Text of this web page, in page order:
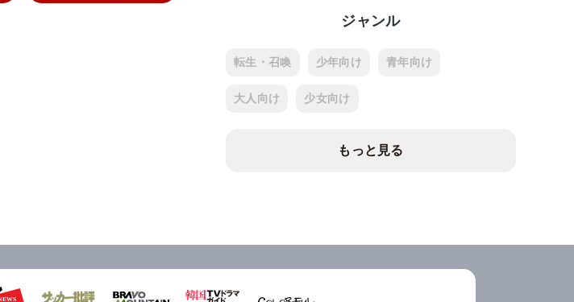
ジャンル
転生・召喚 少年向け 青年向け
大人向け 少女向け
もっと見る